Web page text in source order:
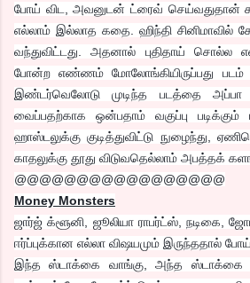
போய் விட, அவனுடன் ட்ரைவ் செய்வதுதான்
எல்லாம் இல்லாத கதை. ஹிந்தி சினிமாவில்
வந்துவிட்டது. அதனால் புதிதாய் சொல்ல
போன்ற எண்ணம் மோலோங்கியிருப்பது படம்
இண்டர்வெலோடு முடிந்த படத்தை
வைப்பதற்காக ஒன்பதாம் வகுப்பு
ஹாஸ்டலுக்கு குடித்துவிட்டு நுழைந்து,
காதலுக்கு தூது விடுவதெல்லாம் அபத்தக்
@@@@@@@@@@@@@@@@@
Money Monsters
ஜார்ஜ் க்ளூனி, ஜூலியா ராபர்ட்ஸ், நடிகை,
ஈர்ப்புக்கான எல்லா விஷயமும் இருந்ததால் போய்
இந்த ஸ்டாக்கை வாங்கு, அந்த ஸ்டாக்கை